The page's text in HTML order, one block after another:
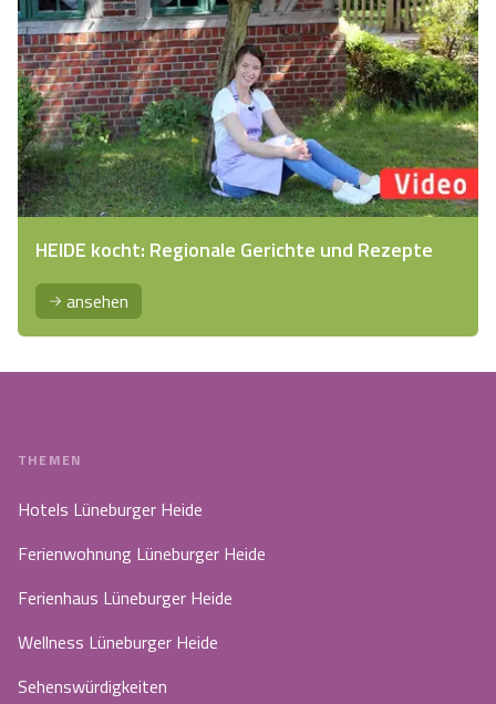
HEIDE kocht: Regionale Gerichte und Rezepte
ansehen
THEMEN
Hotels Lüneburger Heide
Ferienwohnung Lüneburger Heide
Ferienhaus Lüneburger Heide
Wellness Lüneburger Heide
Sehenswürdigkeiten